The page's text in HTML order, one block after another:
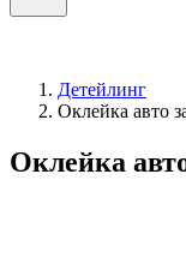
Детейлинг
Оклейка авто
Оклейка